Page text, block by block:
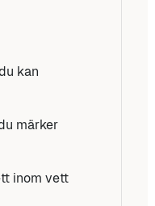
kan
märker
inom vett